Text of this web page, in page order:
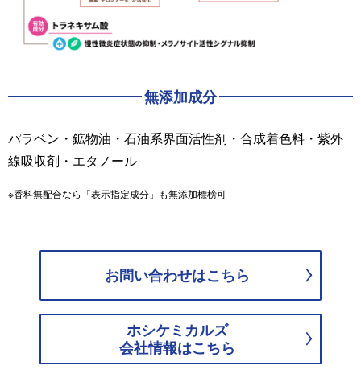
無添加成分
パラベン・鉱物油・石油系界面活性剤・合成着色料・紫外
線吸収剤・エタノール
※香料無配合なら「表示指定成分」も無添加標榜可
お問い合わせはこちら
ホシケミカルズ
会社情報はこちら